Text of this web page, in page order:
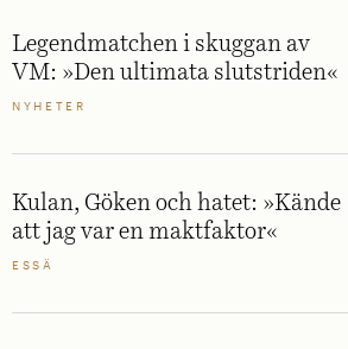
Legendmatchen i skuggan av
VM: »Den ultimata slutstriden«
NYHETER
Kulan, Göken och hatet: »Kände
att jag var en maktfaktor«
ESSÄ